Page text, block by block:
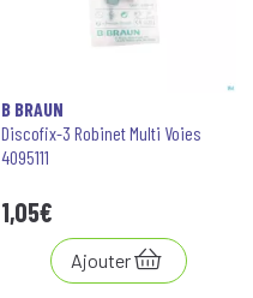
B BRAUN
Discofix-3 Robinet Multi Voies
4095111
1,05€
Ajouter